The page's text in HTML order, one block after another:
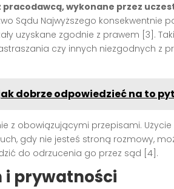
pracodawcą, wykonane przez
Sądu Najwyższego konsekwentnie
uzyskane zgodnie z prawem [3].
czy innych niezgodnych z
dobrze odpowiedzieć na to
z obowiązującymi przepisami.
gdy nie jesteś stroną rozmowy,
do odrzucenia go przez sąd [4].
i prywatności